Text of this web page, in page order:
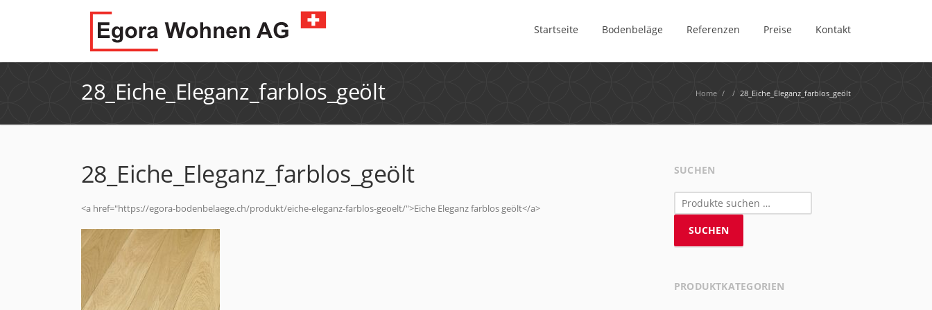
Startseite Bodenbeläge Referenzen Preise Kontakt
Home / / 28_Eiche_Eleganz_farblos_geölt
28_Eiche_Eleganz_farblos_geölt
28_Eiche_Eleganz_farblos_geölt
<a href="https://egora-bodenbelaege.ch/produkt/eiche-eleganz-farblos-geoelt/">Eiche Eleganz farblos geölt</a>
SUCHEN
Suchen
nach:
SUCHEN
PRODUKTKATEGORIEN